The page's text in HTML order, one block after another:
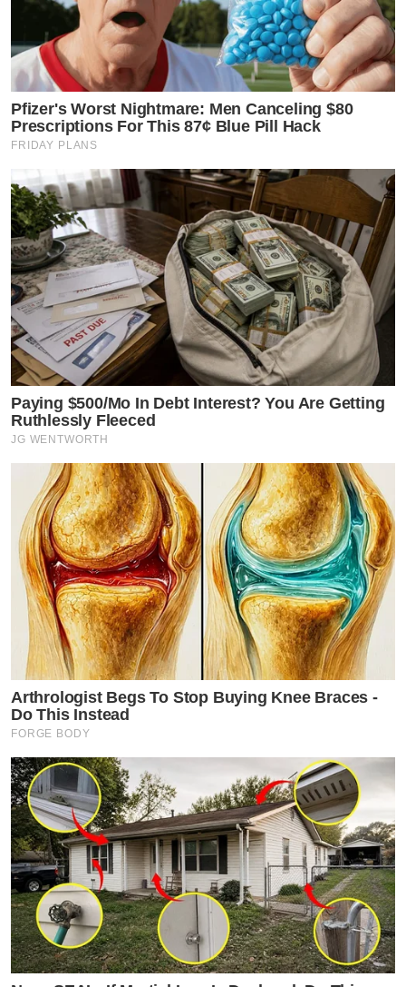
Pfizer's Worst Nightmare: Men Canceling $80
Prescriptions For This 87¢ Blue Pill Hack
FRIDAY PLANS
Paying $500/Mo In Debt Interest? You Are Getting
Ruthlessly Fleeced
JG WENTWORTH
Arthrologist Begs To Stop Buying Knee Braces -
Do This Instead
FORGE BODY